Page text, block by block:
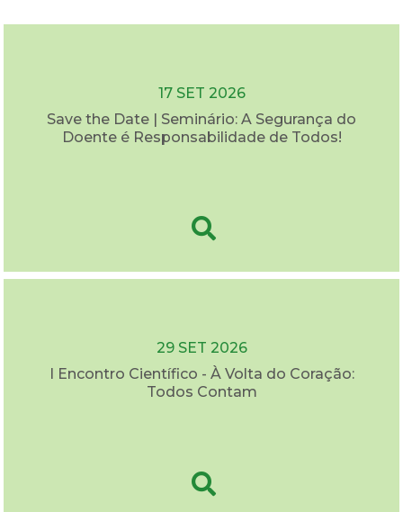
17 SET 2026
Save the Date | Seminário: A Segurança do
Doente é Responsabilidade de Todos!
29 SET 2026
I Encontro Científico - À Volta do Coração:
Todos Contam